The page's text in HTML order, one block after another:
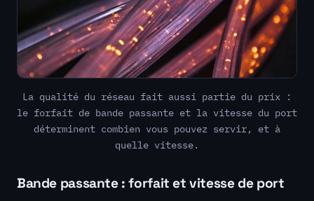
La qualité du réseau fait aussi partie du prix :
le forfait de bande passante et la vitesse du port
déterminent combien vous pouvez servir, et à
quelle vitesse.
Bande passante : forfait et vitesse de port